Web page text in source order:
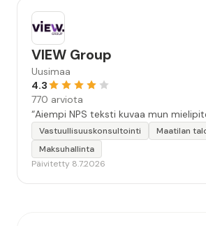
VIEW Group
Uusimaa
4.3
770 arviota
“Aiempi NPS teksti kuvaa mun
Vastuullisuuskonsultointi
Maatilan
Maksuhallinta
Päivitetty 8.7.2026